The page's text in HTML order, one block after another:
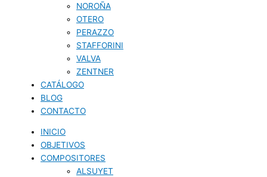
NOROÑA
OTERO
PERAZZO
STAFFORINI
VALVA
ZENTNER
CATÁLOGO
BLOG
CONTACTO
INICIO
OBJETIVOS
COMPOSITORES
ALSUYET